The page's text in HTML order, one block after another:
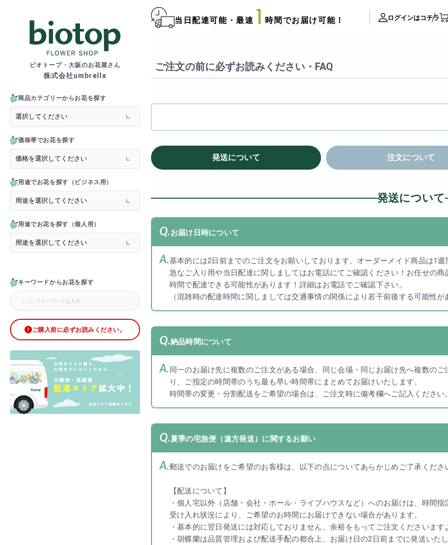
ビオトープ・大阪のお花屋さん
株式会社umbrella
商品カテゴリーからお花を探す
価格帯でお花を探す
用途でお花を探す（ビジネス用）
用途でお花を探す（個人用）
キーワードからお花を探す
ご購入前に必ずお読みください。
当日配達可能・最速 1 時間でお届け可能！ ログインはコチラ
商品一覧カテゴリー
> フラワースタンド
> 胡蝶蘭
> オーダーメイド
> フラワーアレンジメント
> 推し活フラワーバルーン
> メモリアルフラワー
> オフィスグリーン特集
> サプライズ装飾・ホテル装飾
> バルーン装飾
> シャンパンタワー
> ブリザードフラワー
> ボックスフラワー
立て札制作
後払い決済申請用紙
カタログ請求
スタッフブログ
biotopの沿革
胡蝶蘭の値段や相場
会社概要
採用情報
ご注文の前に必ずお読みください・FAQ
発送について 注文について
発送について
お届け日時について
基本的には2日前までのご注文をお願いしております。オーダーメイド商品は1週
急なご入り用や当日配達に関しましてはお電話にてご確認ください！お任せの
時間で配達できる可能性があります！詳細はお電話でご確認下さい。
（混雑時の配達時間に関しましては交通事情の関係により若干前後する可能性
納品時間について
同一のお届け先に複数のご注文がある場合、同じ会場・同じお届け先へ複数の
り、ご指定の時間帯のうち最も早い時間帯にまとめてお届けいたします。
時間帯の変更・分割配送をご希望の場合は、ご注文時に備考欄へご記入くださ
夏季の宅急便（遠方発送）に関するお願い
郵送でのお届けをご希望のお客様は、以下の点についてあらかじめご了承くださ
【配送について】
・個人宅以外（店舗・会社・ホール・ライブハウスなど）へのお届けは、時間
受け入れ状況により、ご希望のお時間にお届けできない場合があります。
・基本的に翌日発送には対応しておりません。余裕をもってご注文くださいます
・胡蝶蘭は品質管理および配送手配の都合上、お届け日の2日前までに発送いた